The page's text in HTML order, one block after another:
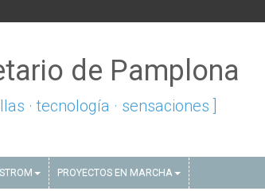
de Pamplona
· tecnología · sensaciones ]
STROM PROYECTOS EN MARCHA